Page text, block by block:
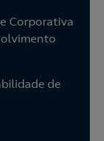
Corporativa
de